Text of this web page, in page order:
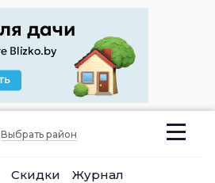
Выбрать район
Скидки Журнал